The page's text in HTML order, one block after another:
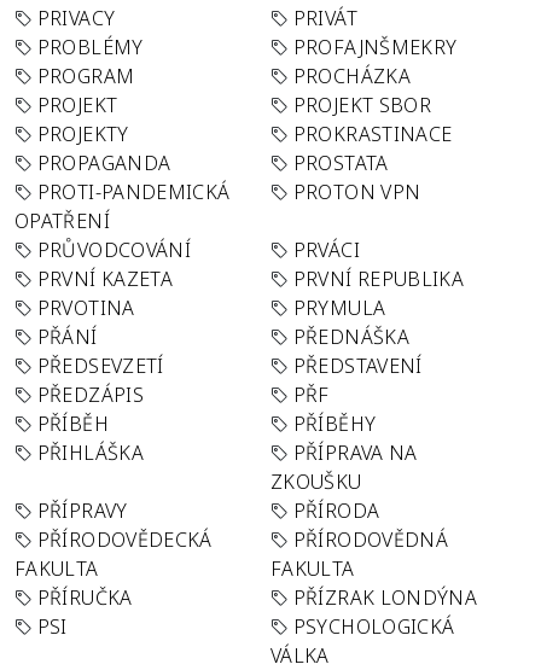
PRIVACY
PRIVÁT
PROBLÉMY
PROFAJNŠMEKRY
PROGRAM
PROCHÁZKA
PROJEKT
PROJEKT SBOR
PROJEKTY
PROKRASTINACE
PROPAGANDA
PROSTATA
PROTI-PANDEMICKÁ
OPATŘENÍ
PROTON VPN
PRŮVODCOVÁNÍ
PRVÁCI
PRVNÍ KAZETA
PRVNÍ REPUBLIKA
PRVOTINA
PRYMULA
PŘÁNÍ
PŘEDNÁŠKA
PŘEDSEVZETÍ
PŘEDSTAVENÍ
PŘEDZÁPIS
PŘF
PŘÍBĚH
PŘÍBĚHY
PŘIHLÁŠKA
PŘÍPRAVA NA
ZKOUŠKU
PŘÍPRAVY
PŘÍRODA
PŘÍRODOVĚDECKÁ
FAKULTA
PŘÍRODOVĚDNÁ
FAKULTA
PŘÍRUČKA
PŘÍZRAK LONDÝNA
PSI
PSYCHOLOGICKÁ
VÁLKA